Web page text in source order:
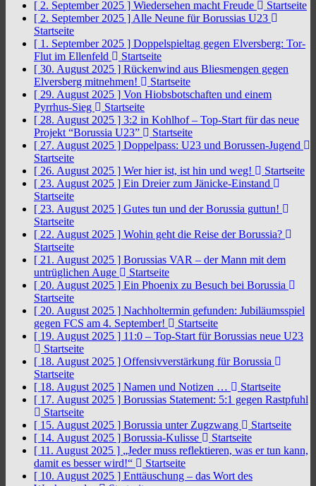
[ 2. September 2025 ] Wiedersehen macht Freude
Startseite
[ 2. September 2025 ] Alle Neune für Borussias U23
Startseite
[ 1. September 2025 ] Doppelspieltag gegen Elversberg: Tor-
Flut im Ellenfeld
Startseite
[ 30. August 2025 ] Rückenwind aus Bliesmengen gegen
Elversberg mitnehmen!
Startseite
[ 29. August 2025 ] Von Hiobsbotschaften und einem
Pyrrhus-Sieg
Startseite
[ 28. August 2025 ] 3:2 in Kohlhof – Top-Start für das neue
Projekt “Borussia U23”
Startseite
[ 27. August 2025 ] Doppelpass: U23 und Borussen-Jugend
Startseite
[ 26. August 2025 ] Wer hier ist, ist hin und weg!
Startseite
[ 23. August 2025 ] Ein Dreier zum Jänicke-Einstand
Startseite
[ 23. August 2025 ] Gutes tun und der Borussia guttun!
Startseite
[ 22. August 2025 ] Wohin geht die Reise der Borussia?
Startseite
[ 21. August 2025 ] Borussias VAR – der Mann mit dem
untrüglichen Auge
Startseite
[ 20. August 2025 ] Ein Phoenix zu Besuch bei Borussia
Startseite
[ 20. August 2025 ] Nachholtermin gefunden: Jubiläumsspiel
gegen FCS am 4. September!
Startseite
[ 19. August 2025 ] 11:0 – Top-Start für Borussias neue U23
Startseite
[ 18. August 2025 ] Offensivverstärkung für Borussia
Startseite
[ 18. August 2025 ] Namen und Notizen …
Startseite
[ 17. August 2025 ] Borussias Statement: 5:1 gegen Rastpfuhl
Startseite
[ 15. August 2025 ] Borussia unter Zugzwang
Startseite
[ 14. August 2025 ] Borussia-Kulisse
Startseite
[ 11. August 2025 ] „Jeder muss reflektieren, was er tun kann,
damit es besser wird!“
Startseite
[ 10. August 2025 ] Enttäuschung – das Wort des